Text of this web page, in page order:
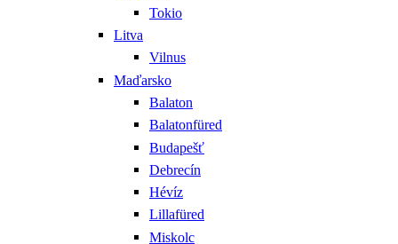
Tokio
Litva
Vilnus
Maďarsko
Balaton
Balatonfüred
Budapešť
Debrecín
Hévíz
Lillafüred
Miskolc